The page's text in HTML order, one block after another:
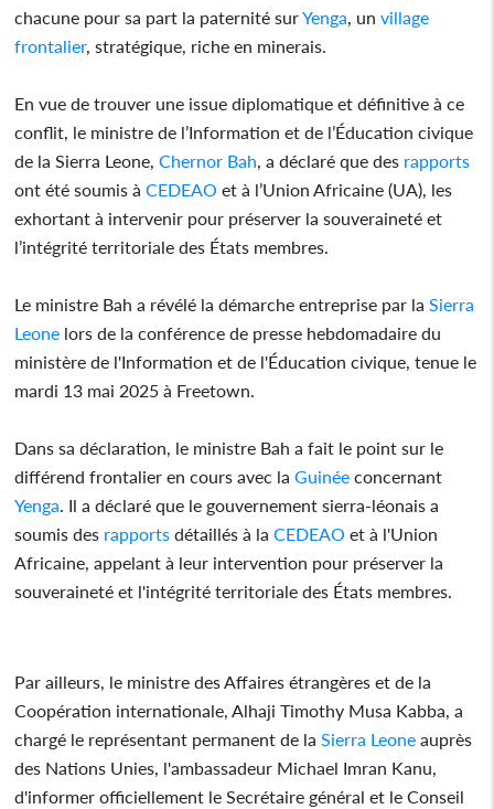
chacune pour sa part la paternité surYenga, un village
frontalier, stratégique, riche en minerais.
En vue de trouver une issue diplomatique et définitive à ce
conflit, le ministre de l’Information et de l’Éducation civique
de la Sierra Leone, Chernor Bah, a déclaré que des rapports
ont été soumis à CEDEAO et à l’Union Africaine (UA), les
exhortant à intervenir pour préserver la souveraineté et
l’intégrité territoriale des États membres.
Le ministre Bah a révélé la démarche entreprise par laSierra
Leone lors de la conférence de presse hebdomadaire du
ministère de l'Information et de l'Éducation civique, tenue le
mardi 13 mai 2025 à Freetown.
Dans sa déclaration, le ministre Bah a fait le point sur le
différend frontalier en cours avec la Guinée concernant
Yenga. Il a déclaré que le gouvernement sierra-léonais a
soumis des rapports détaillés à la CEDEAO et à l'Union
Africaine, appelant à leur intervention pour préserver la
souveraineté et l'intégrité territoriale des États membres.
Par ailleurs, le ministre des Affaires étrangères et de la
Coopération internationale, Alhaji Timothy Musa Kabba, a
chargé le représentant permanent de laSierra Leone auprès
des Nations Unies, l'ambassadeur Michael Imran Kanu,
d'informer officiellement le Secrétaire général et le Conseil